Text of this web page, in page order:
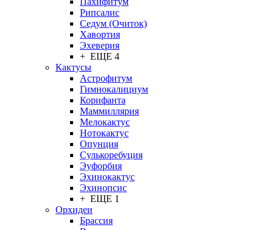
Рипсалис
Седум (Очиток)
Хавортия
Эхеверия
+ ЕЩЕ 4
Кактусы
Астрофитум
Гимнокалициум
Корифанта
Маммиллярия
Мелокактус
Нотокактус
Опунция
Сулькоребуция
Эуфорбия
Эхинокактус
Эхинопсис
+ ЕЩЕ 1
Орхидеи
Брассия